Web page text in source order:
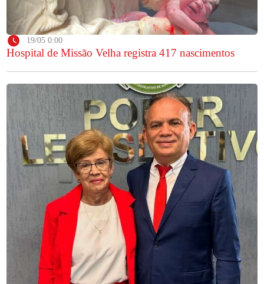
19/05 0:00
Hospital de Missão Velha registra 417 nascimentos